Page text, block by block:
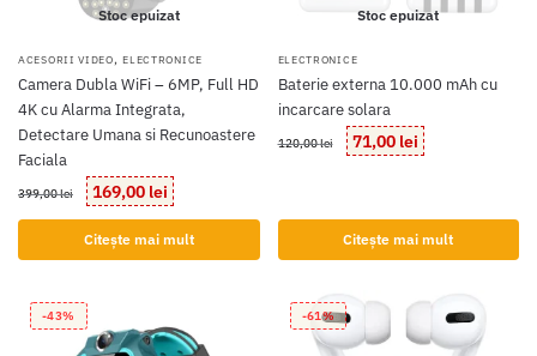
Stoc epuizat
ACESORII VIDEO,ELECTRONICE
Camera Dubla WiFi – 6MP, Full HD
4K cu Alarma Integrata,
Detectare Umana si Recunoastere
Faciala
399,00lei
Prețul
inițial
a
fost:
169,00 lei Prețul
curent
este:
Citește mai mult
Stoc epuizat
ELECTRONICE
Baterie externa 10.000 mAh cu
incarcare solara
120,00lei
Prețul
inițial
71,00 lei Prețul
curent
Citește mai mult
-43% -61%